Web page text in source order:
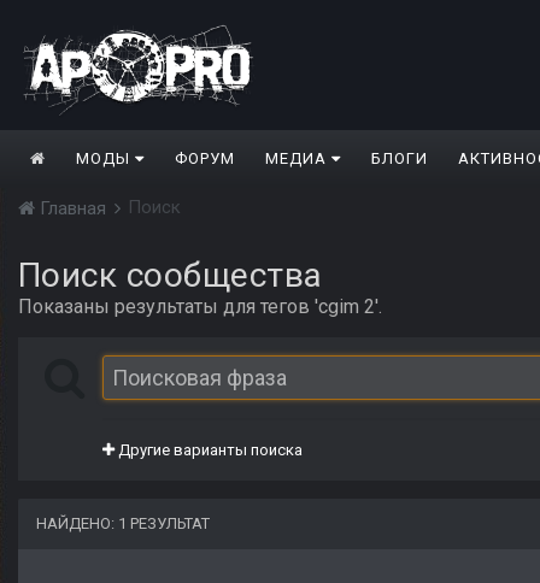
МОДЫ ФОРУМ МЕДИА БЛОГИ
Главная Поиск
Поиск сообщества
Показаны результаты для тегов 'cgim 2'.
Другие варианты поиска
НАЙДЕНО: 1 РЕЗУЛЬТАТ